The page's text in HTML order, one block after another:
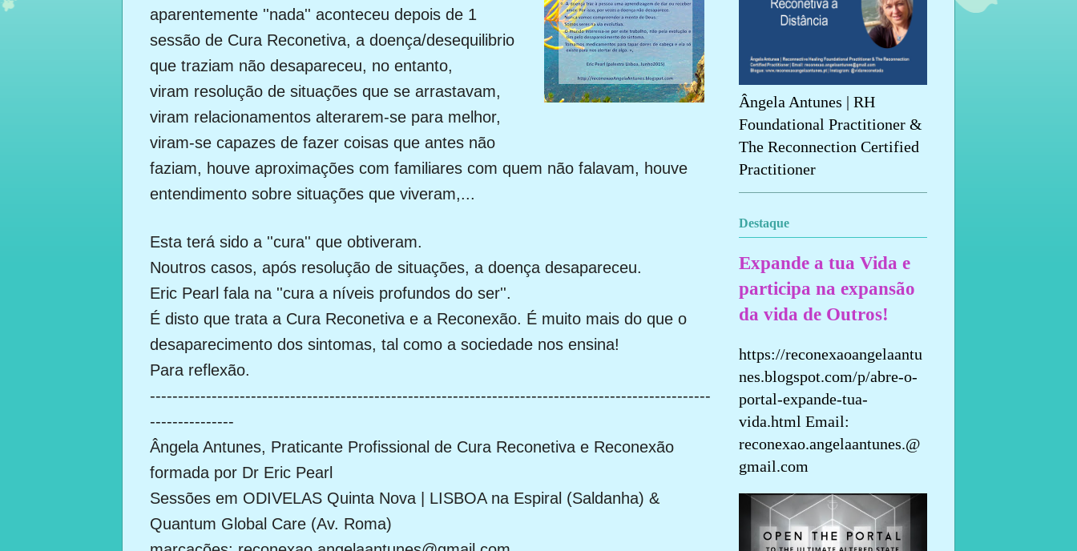
aparentemente ''nada'' aconteceu depois de 1
sessão de Cura Reconetiva, a doença/desequilibrio
que traziam não desapareceu, no entanto,
viram resolução de situações que se arrastavam,
viram relacionamentos alterarem-se para melhor,
viram-se capazes de fazer coisas que antes não
faziam, houve aproximações com familiares com quem não falavam, houve
entendimento sobre situações que viveram,...
Esta terá sido a ''cura'' que obtiveram.
Noutros casos, após resolução de situações, a doença desapareceu.
Eric Pearl fala na ''cura a níveis profundos do ser''.
É disto que trata a Cura Reconetiva e a Reconexão. É muito mais do que o
desaparecimento dos sintomas, tal como a sociedade nos ensina!
Para reflexão.
----------------------------------------------------------------------------------------------------
---------------
Ângela Antunes, Praticante Profissional de Cura Reconetiva e Reconexão
formada por Dr Eric Pearl
Sessões em ODIVELAS Quinta Nova | LISBOA na Espiral (Saldanha) &
Quantum Global Care (Av. Roma)
Ângela Antunes | RH
Foundational Practitioner &
The Reconnection Certified
Practitioner
Destaque
Expande a tua Vida e
participa na expansão
da vida de Outros!
https://reconexaoangelaantu
nes.blogspot.com/p/abre-o-
portal-expande-tua-
vida.html Email:
reconexao.angelaantunes.@
gmail.com